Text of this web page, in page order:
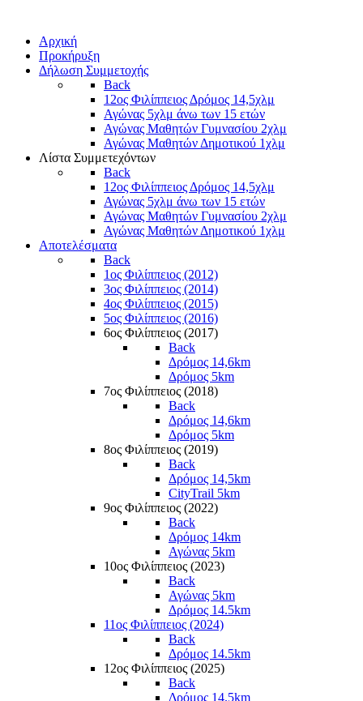
Αρχική
Προκήρυξη
Δήλωση Συμμετοχής
Back
12ος Φιλίππειος Δρόμος 14,5χλμ
Αγώνας 5χλμ άνω των 15 ετών
Αγώνας Μαθητών Γυμνασίου 2χλμ
Αγώνας Μαθητών Δημοτικού 1χλμ
Λίστα Συμμετεχόντων
Back
12ος Φιλίππειος Δρόμος 14,5χλμ
Αγώνας 5χλμ άνω των 15 ετών
Αγώνας Μαθητών Γυμνασίου 2χλμ
Αγώνας Μαθητών Δημοτικού 1χλμ
Αποτελέσματα
Back
1ος Φιλίππειος (2012)
3ος Φιλίππειος (2014)
4ος Φιλίππειος (2015)
5ος Φιλίππειος (2016)
6ος Φιλίππειος (2017)
Back
Δρόμος 14,6km
Δρόμος 5km
7ος Φιλίππειος (2018)
Back
Δρόμος 14,6km
Δρόμος 5km
8ος Φιλίππειος (2019)
Back
Δρόμος 14,5km
CityTrail 5km
9ος Φιλίππειος (2022)
Back
Δρόμος 14km
Αγώνας 5km
10ος Φιλίππειος (2023)
Back
Αγώνας 5km
Δρόμος 14.5km
11ος Φιλίππειος (2024)
Back
Δρόμος 14.5km
12ος Φιλίππειος (2025)
Back
Δρόμος 14.5km